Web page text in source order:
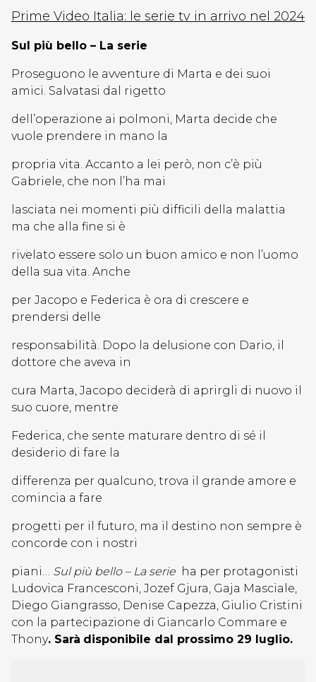
Prime Video Italia: le serie tv in arrivo nel 2024
Sul più bello – La serie
Proseguono le avventure di Marta e dei suoi
amici. Salvatasi dal rigetto
dell’operazione ai polmoni, Marta decide che
vuole prendere in mano la
propria vita. Accanto a lei però, non c’è più
Gabriele, che non l’ha mai
lasciata nei momenti più difficili della malattia
ma che alla fine si è
rivelato essere solo un buon amico e non l’uomo
della sua vita. Anche
per Jacopo e Federica è ora di crescere e
prendersi delle
responsabilità. Dopo la delusione con Dario, il
dottore che aveva in
cura Marta, Jacopo deciderà di aprirgli di nuovo il
suo cuore, mentre
Federica, che sente maturare dentro di sé il
desiderio di fare la
differenza per qualcuno, trova il grande amore e
comincia a fare
progetti per il futuro, ma il destino non sempre è
concorde con i nostri
piani… Sul più bello – La serie ha per protagonisti
Ludovica Francesconi, Jozef Gjura, Gaja Masciale,
Diego Giangrasso, Denise Capezza, Giulio Cristini
con la partecipazione di Giancarlo Commare e
Thony. Sarà disponibile dal prossimo 29 luglio.